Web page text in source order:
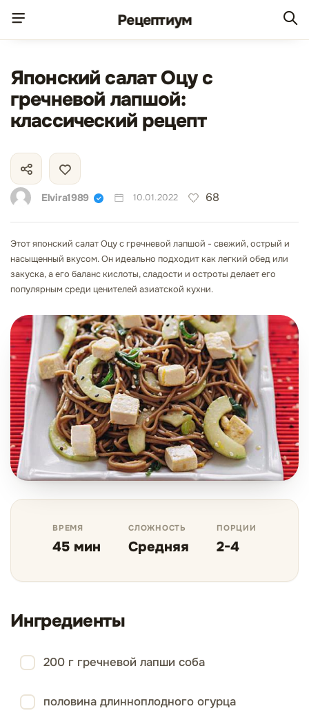
Рецептиум
Японский салат Оцу с
гречневой лапшой:
классический рецепт
Elvira1989 10.01.2022 68
Этот японский салат Оцу с гречневой лапшой - свежий, острый и
насыщенный вкусом. Он идеально подходит как легкий обед или
закуска, а его баланс кислоты, сладости и остроты делает его
популярным среди ценителей азиатской кухни.
ВРЕМЯ
45 мин
СЛОЖНОСТЬ
Средняя
ПОРЦИИ
2-4
Ингредиенты
200 г гречневой лапши соба
половина длинноплодного огурца